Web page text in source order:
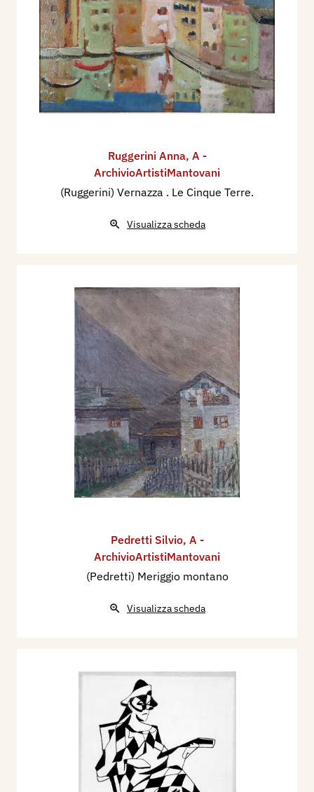
Ruggerini Anna, A -
ArchivioArtistiMantovani
(Ruggerini) Vernazza . Le Cinque Terre.
Visualizza scheda
Pedretti Silvio, A -
ArchivioArtistiMantovani
(Pedretti) Meriggio montano
Visualizza scheda